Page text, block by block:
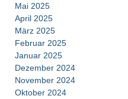
Mai 2025
April 2025
März 2025
Februar 2025
Januar 2025
Dezember 2024
November 2024
Oktober 2024